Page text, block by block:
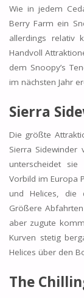
Wie in jedem
Berry Farm ein
allerdings relativ
Handvoll
dem Snoopy’s
im nächsten Jahr
Sierra
Die größte
Sierra Sidewinder
unterscheidet
Vorbild im Europa
und Helices, die
Größere
aber zugute
Kurven stetig
Helices über den
The